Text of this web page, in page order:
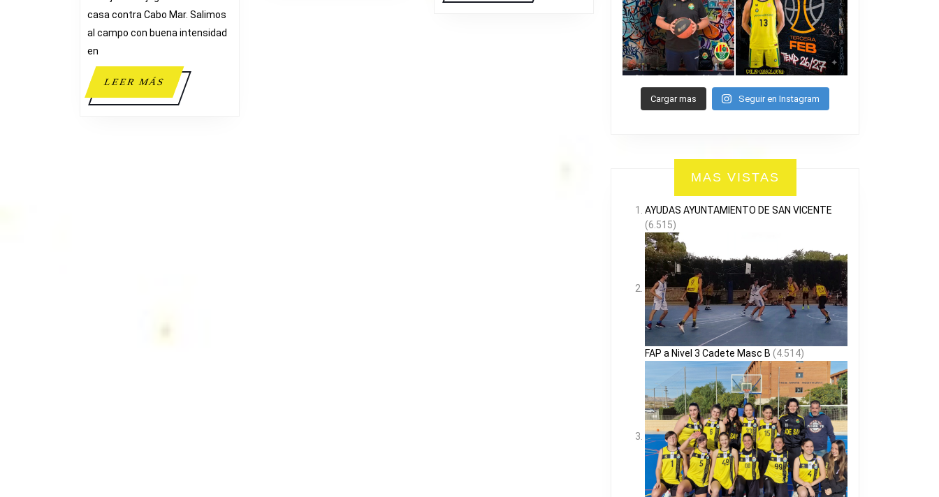
casa contra Cabo Mar. Salimos
al campo con buena intensidad
en
LEER MÁSLEER
MÁS
Cargar mas Seguir en Instagram
MAS VISTAS
AYUDAS AYUNTAMIENTO DE SAN VICENTE
(6.515)
FAP a Nivel 3 Cadete Masc B (4.514)